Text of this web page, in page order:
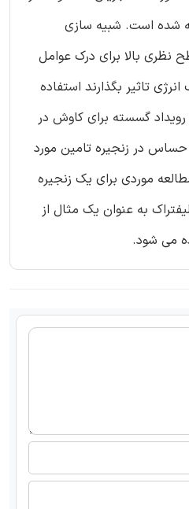
شده است. شبیه سازی
بالا برای درک عوامل
تاثیر بگذارند استفاده
گسسته برای کاوش در
حساس در زنجیره تامین مورد
موردی برای یک زنجیره
به عنوان یک مثال از
می شود.